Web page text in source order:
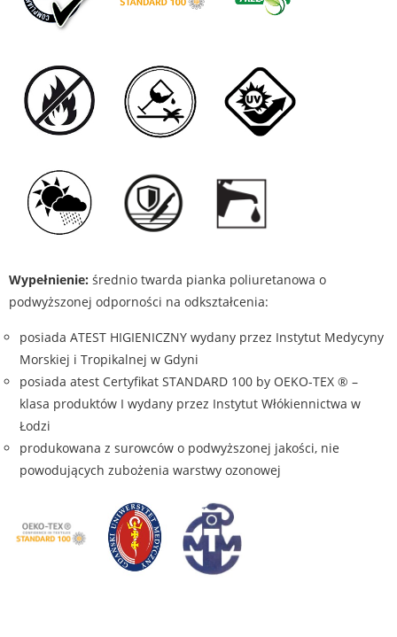
Wypełnienie: średnio twarda pianka poliuretanowa o
podwyższonej odporności na odkształcenia:
posiada ATEST HIGIENICZNY wydany przez Instytut Medycyny
Morskiej i Tropikalnej w Gdyni
posiada atest Certyfikat STANDARD 100 by OEKO-TEX ® –
klasa produktów I wydany przez Instytut Włókiennictwa w
Łodzi
produkowana z surowców o podwyższonej jakości, nie
powodujących zubożenia warstwy ozonowej